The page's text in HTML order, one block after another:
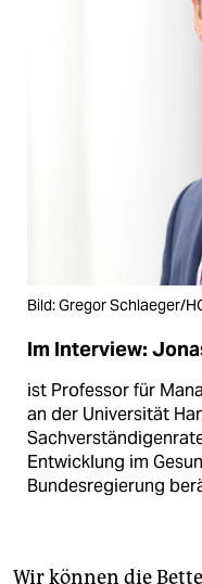
Bild: Gregor Schlaeger/
Im Interview:
ist Professor für
an der Universität
Entwicklung im
Bundesregierung
Wir können die